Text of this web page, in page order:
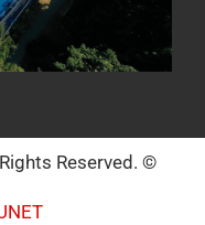
Reserved. ©